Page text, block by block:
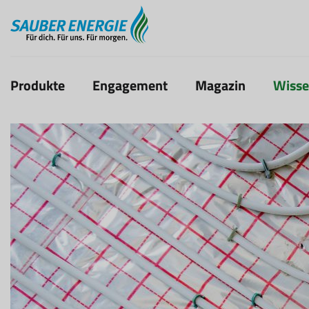
Produkte Engagement Magazin